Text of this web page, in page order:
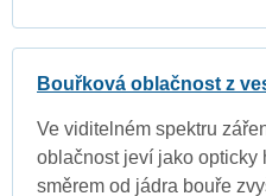
Bouřková oblačnost z
Ve viditelném spektru
oblačnost jeví jako opticky
směrem od jádra bouře